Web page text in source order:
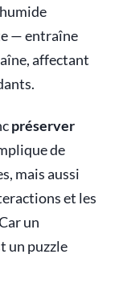
— entraîne
affectant
préserver
de
mais aussi
et les
un
un puzzle